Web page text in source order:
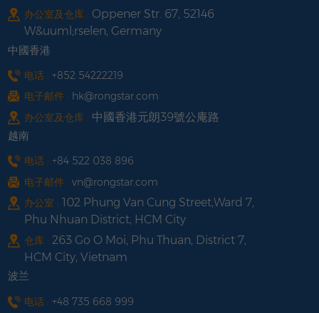
办公室及仓库 : Oppener Str. 67, 52146
W&uuml;rselen, Germany
中國香港
电话 : +852 54222219
电子邮件 : hk@rongstar.com
办公室及仓库 : 中國香港元朗39號公庵路
越南
电话 : +84 522 038 896
电子邮件 : vn@rongstar.com
办公室 : 102 Phung Van Cung Street,Ward 7,
Phu Nhuan District, HCM City
仓库 : 263 Go O Moi, Phu Thuan, District 7,
HCM City, Vietnam
波兰
电话 : +48 735 668 999